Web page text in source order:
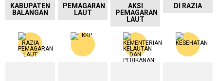
KABUPATEN
BALANGAN
PEMAGARAN
LAUT
AKSI
PEMAGARAN
LAUT
DI RAZIA